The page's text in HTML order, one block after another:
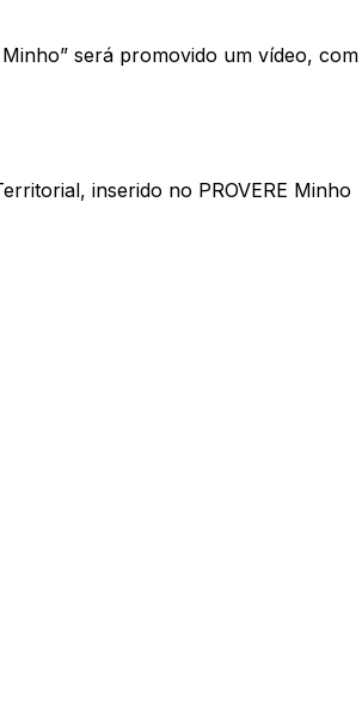
será promovido um vídeo, com
inserido no PROVERE Minho